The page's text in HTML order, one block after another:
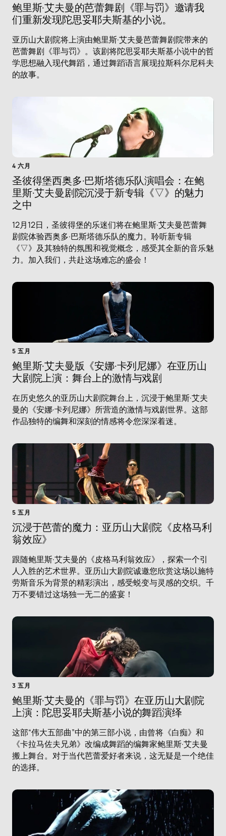
鲍里斯·艾夫曼的芭蕾舞剧《罪与罚》邀请我
们重新发现陀思妥耶夫斯基的小说。
亚历山大剧院将上演由鲍里斯·艾夫曼芭蕾舞剧院带来的
芭蕾舞剧《罪与罚》。该剧将陀思妥耶夫斯基小说中的哲
学思想融入现代舞蹈，通过舞蹈语言展现拉斯科尔尼科夫
的故事。
4 六月
圣彼得堡西奥多·巴斯塔德乐队演唱会：在鲍
里斯·艾夫曼剧院沉浸于新专辑《▽》的魅力
之中
12月12日，圣彼得堡的乐迷们将在鲍里斯·艾夫曼芭蕾舞
剧院体验西奥多·巴斯塔德乐队的魔力。聆听新专辑
《▽》及其独特的氛围和视觉概念，感受其全新的音乐魅
力。加入我们，共赴这场难忘的盛会！
5 五月
鲍里斯·艾夫曼版《安娜·卡列尼娜》在亚历山
大剧院上演：舞台上的激情与戏剧
在历史悠久的亚历山大剧院舞台上，沉浸于鲍里斯·艾夫
曼的《安娜·卡列尼娜》所营造的激情与戏剧世界。这部
作品独特的编舞和深刻的情感将令您深深着迷。
5 五月
沉浸于芭蕾的魔力：亚历山大剧院《皮格马利
翁效应》
跟随鲍里斯·艾夫曼的《皮格马利翁效应》，探索一个引
人入胜的艺术世界。亚历山大剧院诚邀您欣赏这场以施特
劳斯音乐为背景的精彩演出，感受蜕变与灵感的交织。千
万不要错过这场独一无二的盛宴！
3 五月
鲍里斯·艾夫曼的《罪与罚》在亚历山大剧院
上演：陀思妥耶夫斯基小说的舞蹈演绎
这部“伟大五部曲”中的第三部小说，由曾将《白痴》和
《卡拉马佐夫兄弟》改编成舞蹈的编舞家鲍里斯·艾夫曼
搬上舞台。对于当代芭蕾爱好者来说，这无疑是一个绝佳
的选择。